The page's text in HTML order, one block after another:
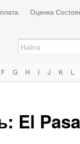
Оценка
F G H I J K L
El